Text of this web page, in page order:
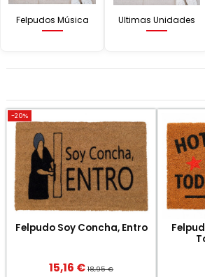
Felpudos Música Ultimas Unidades
-20%
Felpudo Soy Concha, Entro
15,16 €18,95 €